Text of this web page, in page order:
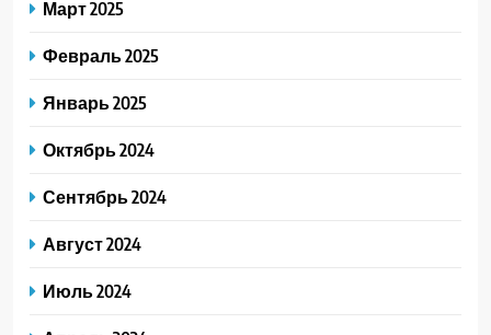
Март 2025
Февраль 2025
Январь 2025
Октябрь 2024
Сентябрь 2024
Август 2024
Июль 2024